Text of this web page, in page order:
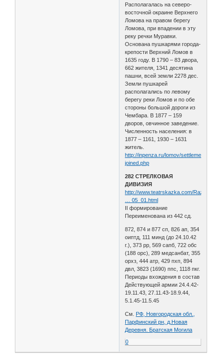
Располагалась на северо-
восточной окраине Верхнего
Ломова на правом берегу
Ломова, при впадении в эту
реку речки Муравки.
Основана пушкарями города-
крепости Верхний Ломов в
1635 году. В 1790 – 83 двора,
662 жителя, 1341 десятина
пашни, всей земли 2278 дес.
Земли пушкарей
располагались по левому
берегу реки Ломов и по обе
стороны большой дороги из
Чембара. В 1877 – 159
дворов, овчинное заведение.
Численность населения: в
1877 – 1161, 1930 – 1631
житель.
http://inpenza.ru/lomov/settlements-
joined.php
282 СТРЕЛКОВАЯ
ДИВИЗИЯ
http://www.teatrskazka.com/Raznoe/
… 05_01.html
II формирование
Переименована из 442 сд.
872, 874 и 877 сп, 826 ап, 354
оиптд, 111 минд (до 24.10.42
г.), 373 рр, 569 сапб, 722 обс
(188 орс), 289 медсанбат, 355
орхз, 444 атр, 429 пхп, 894
двл, 3823 (1690) ппс, 1118 пкг.
Периоды вхождения в состав
Действующей армии 24.4.42-
19.11.43, 27.11.43-18.9.44,
5.1.45-11.5.45
См. РФ, Новгородская обл.,
Парфинский рн, д.Новая
Деревня. Братская Могила
0